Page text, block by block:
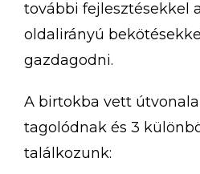
további fejlesztésekkel
oldalirányú
gazdagodni.
A birtokba vett
tagolódnak és 3
találkozunk: